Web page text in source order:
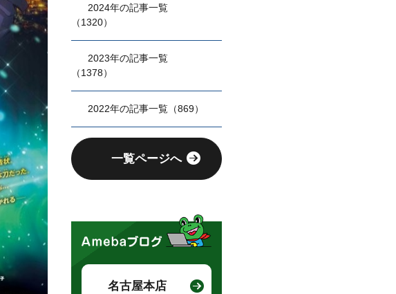
2024年の記事一覧
（1320）
2023年の記事一覧
（1378）
2022年の記事一覧（869）
一覧ページへ
名古屋本店